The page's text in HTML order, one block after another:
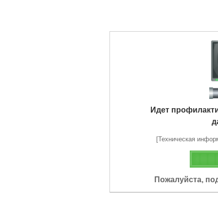
Идет
[Техническая
Пожалуйста,